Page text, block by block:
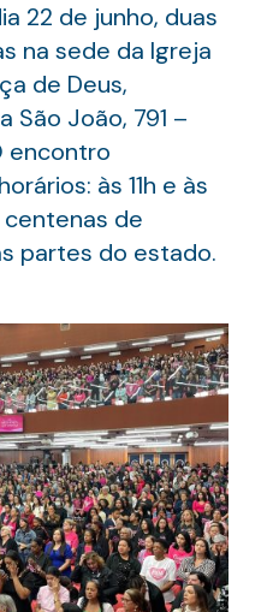
22 de junho, duas
na sede da Igreja
de Deus,
São João, 791 –
encontro
às 11h e às
centenas de
partes do estado.